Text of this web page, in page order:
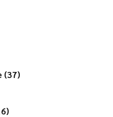
(37)